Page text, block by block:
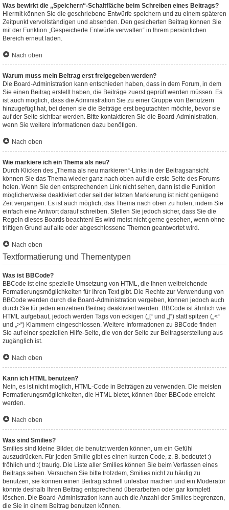
Was bewirkt die „Speichern“-Schaltfläche beim Schreiben eines Beitrags?
Hiermit können Sie die geschriebene Entwürfe speichern und zu einem späteren
Zeitpunkt vervollständigen und absenden. Den gesicherten Beitrag können Sie
mit der Funktion „Gespeicherte Entwürfe verwalten“ in Ihrem persönlichen
Bereich erneut laden.
Nach oben
Warum muss mein Beitrag erst freigegeben werden?
Die Board-Administration kann entschieden haben, dass in dem Forum, in dem
Sie einen Beitrag erstellt haben, die Beiträge zuerst geprüft werden müssen. Es
ist auch möglich, dass die Administration Sie zu einer Gruppe von Benutzern
hinzugefügt hat, bei denen sie die Beiträge erst begutachten möchte, bevor sie
auf der Seite sichtbar werden. Bitte kontaktieren Sie die Board-Administration,
wenn Sie weitere Informationen dazu benötigen.
Nach oben
Wie markiere ich ein Thema als neu?
Durch Klicken des „Thema als neu markieren“-Links in der Beitragsansicht
können Sie das Thema wieder ganz nach oben auf die erste Seite des Forums
holen. Wenn Sie den entsprechenden Link nicht sehen, dann ist die Funktion
möglicherweise deaktiviert oder seit der letzten Markierung ist nicht genügend
Zeit vergangen. Es ist auch möglich, das Thema nach oben zu holen, indem Sie
einfach eine Antwort darauf schreiben. Stellen Sie jedoch sicher, dass Sie die
Regeln dieses Boards beachten! Es wird meist nicht gerne gesehen, wenn ohne
triftigen Grund auf alte oder abgeschlossene Themen geantwortet wird.
Nach oben
Textformatierung und Thementypen
Was ist BBCode?
BBCode ist eine spezielle Umsetzung von HTML, die Ihnen weitreichende
Formatierungsmöglichkeiten für Ihren Text gibt. Die Rechte zur Verwendung von
BBCode werden durch die Board-Administration vergeben, können jedoch auch
durch Sie für jeden einzelnen Beitrag deaktiviert werden. BBCode ist ähnlich wie
HTML aufgebaut, jedoch werden Tags von eckigen („[“ und „]“) statt spitzen („<“
und „>“) Klammern eingeschlossen. Weitere Informationen zu BBCode finden
Sie auf einer speziellen Hilfe-Seite, die von der Seite zur Beitragserstellung aus
zugänglich ist.
Nach oben
Kann ich HTML benutzen?
Nein, es ist nicht möglich, HTML-Code in Beiträgen zu verwenden. Die meisten
Formatierungsmöglichkeiten, die HTML bietet, können über BBCode erreicht
werden.
Nach oben
Was sind Smilies?
Smilies sind kleine Bilder, die benutzt werden können, um ein Gefühl
auszudrücken. Für jeden Smilie gibt es einen kurzen Code, z. B. bedeutet :)
fröhlich und :( traurig. Die Liste aller Smilies können Sie beim Verfassen eines
Beitrags sehen. Versuchen Sie bitte trotzdem, Smilies nicht zu häufig zu
benutzen, sie können einen Beitrag schnell unlesbar machen und ein Moderator
könnte deshalb Ihren Beitrag entsprechend überarbeiten oder gar komplett
löschen. Die Board-Administration kann auch die Anzahl der Smilies begrenzen,
die Sie in einem Beitrag benutzen können.